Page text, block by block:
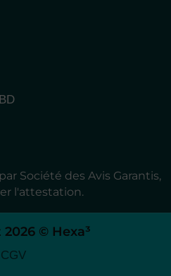
Société des Avis Garantis,
l'attestation.
© Hexa³
CGV